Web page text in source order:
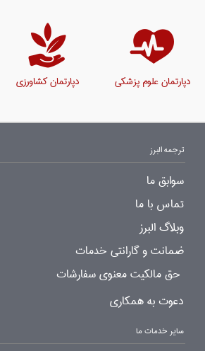
دپارتمان علوم پزشکی دپارتمان کشاورزی
ترجمه البرز
سوابق ما
تماس با ما
وبلاگ البرز
ضمانت و گارانتی خدمات
حق مالکیت معنوی سفارشات
دعوت به همکاری
سایر خدمات ما